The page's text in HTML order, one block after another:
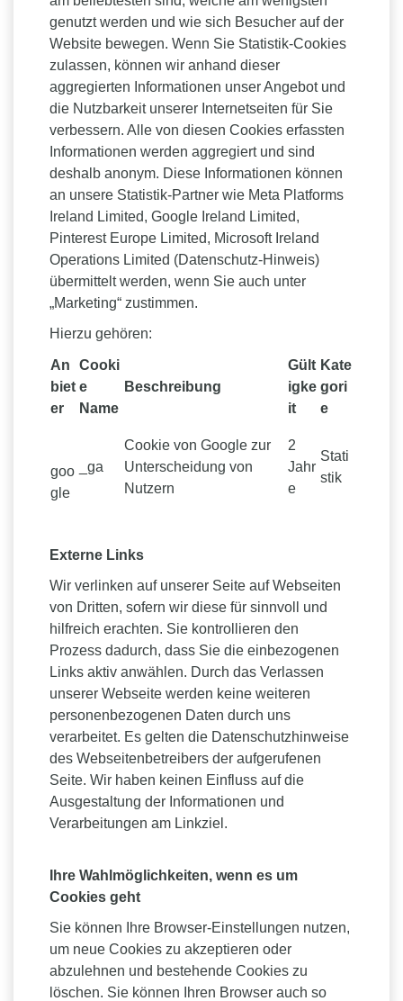
genutzt werden und wie sich Besucher auf der
Website bewegen. Wenn Sie Statistik-Cookies
zulassen, können wir anhand dieser
aggregierten Informationen unser Angebot und
die Nutzbarkeit unserer Internetseiten für Sie
verbessern. Alle von diesen Cookies erfassten
Informationen werden aggregiert und sind
deshalb anonym. Diese Informationen können
an unsere Statistik-Partner wie Meta Platforms
Ireland Limited, Google Ireland Limited,
Pinterest Europe Limited, Microsoft Ireland
Operations Limited (Datenschutz-Hinweis)
übermittelt werden, wenn Sie auch unter
„Marketing“ zustimmen.
Hierzu gehören:
An
biet
er
Cooki
e
Name
Beschreibung
Gült
igke
it
Kate
gori
e
goo
gle
_ga
Cookie von Google zur
Unterscheidung von
Nutzern
2
Jahr
e
Stati
stik
Externe Links
Wir verlinken auf unserer Seite auf Webseiten
von Dritten, sofern wir diese für sinnvoll und
hilfreich erachten. Sie kontrollieren den
Prozess dadurch, dass Sie die einbezogenen
Links aktiv anwählen. Durch das Verlassen
unserer Webseite werden keine weiteren
personenbezogenen Daten durch uns
verarbeitet. Es gelten die Datenschutzhinweise
des Webseitenbetreibers der aufgerufenen
Seite. Wir haben keinen Einfluss auf die
Ausgestaltung der Informationen und
Verarbeitungen am Linkziel.
Ihre Wahlmöglichkeiten, wenn es um
Cookies geht
Sie können Ihre Browser-Einstellungen nutzen,
um neue Cookies zu akzeptieren oder
abzulehnen und bestehende Cookies zu
löschen. Sie können Ihren Browser auch so